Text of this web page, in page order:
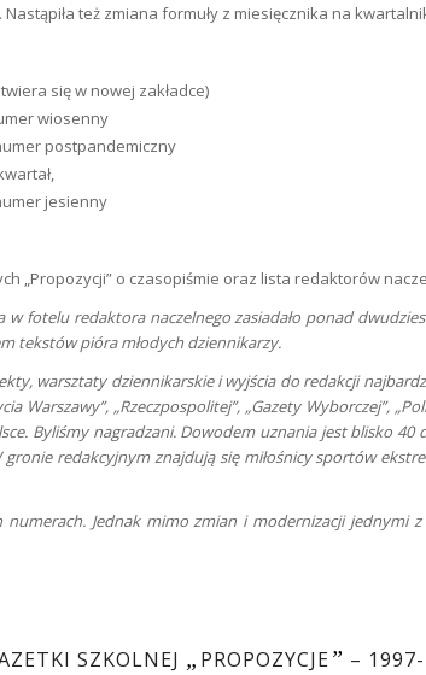
też zmiana formuły z miesięcznika na
się w nowej zakładce)
wiosenny
postpandemiczny
jesienny
„Propozycji” o czasopiśmie oraz lista redaktorów
w fotelu redaktora naczelnego zasiadało ponad
tekstów pióra młodych dziennikarzy.
warsztaty dziennikarskie i wyjścia do redakcji
„Rzeczpospolitej”, „Gazety Wyborczej”,
Byliśmy nagradzani. Dowodem uznania jest blisko
redakcyjnym znajdują się miłośnicy sportów
Jednak mimo zmian i modernizacji jednymi
SZKOLNEJ „ PROPOZYCJE” –